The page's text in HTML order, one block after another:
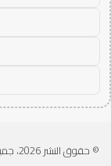
© حقوق النشر 2026، جميع الحقوق محفوظة |